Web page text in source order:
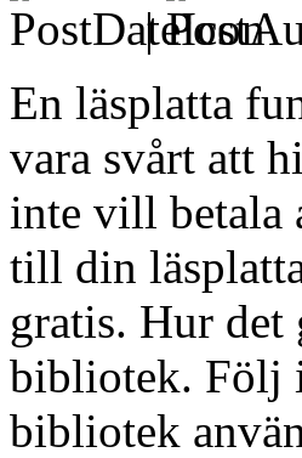
|
En läsplatta
vara svårt att
inte vill betala
till din
gratis. Hur
bibliotek. Följ
bibliotek